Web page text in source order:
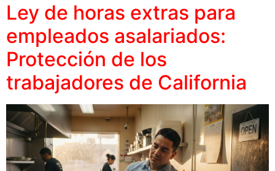
Ley de horas extras para
empleados asalariados:
Protección de los
trabajadores de California